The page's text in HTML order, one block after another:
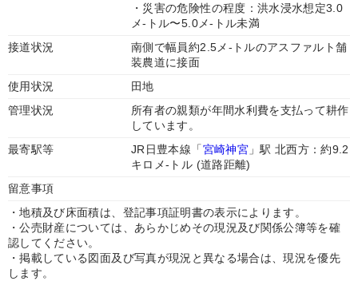
・災害の危険性の程度：洪水浸水想定3.0
メ-トル〜5.0メ-トル未満
接道状況
南側で幅員約2.5メ-トルのアスファルト舗
装農道に接面
使用状況
田地
管理状況
所有者の親類が年間水利費を支払って耕作
しています。
最寄駅等
JR日豊本線「宮崎神宮」駅 北西方：約9.2
キロメ-トル (道路距離)
留意事項
・地積及び床面積は、登記事項証明書の表示によります。
・公売財産については、あらかじめその現況及び関係公簿等を確
認してください。
・掲載している図面及び写真が現況と異なる場合は、現況を優先
します。